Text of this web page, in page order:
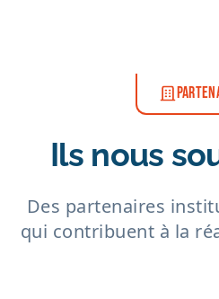
Ils nous
Des partenaires
qui contribuent à la